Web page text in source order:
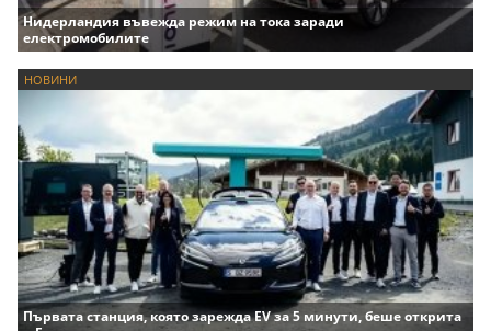
Нидерландия въвежда режим на тока заради
електромобилите
НОВИНИ
Първата станция, която зарежда EV за 5 минути, беше открита